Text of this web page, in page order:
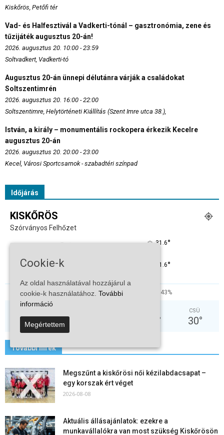
Kiskőrös, Petőfi tér
Vad- és Halfesztivál a Vadkerti-tónál – gasztronómia, zene és
tűzijáték augusztus 20-án!
2026. augusztus 20. 10:00 - 23:59
Soltvadkert, Vadkerti-tó
Augusztus 20-án ünnepi délutánra várják a családokat
Soltszentimrén
2026. augusztus 20. 16:00 - 22:00
Soltszentimre, Helytörténeti Kiállítás (Szent Imre utca 38.),
István, a király – monumentális rockopera érkezik Kecelre
augusztus 20-án
2026. augusztus 20. 20:00 - 23:00
Kecel, Városi Sportcsarnok - szabadtéri színpad
Időjárás
KISKŐRÖS
Szórványos Felhőzet
31.6°
31.6°
25% 4kmh 43%
31° 36 °
CSÜ
30°
További hírek
Megszűnt a kiskőrösi női kézilabdacsapat –
egy korszak ért véget
2026-08-08
Aktuális állásajánlatok: ezekre a
munkavállalókra van most szükség Kiskőrösön
Cookie-k
Az oldal használatával hozzájárul a
cookie-k használatához. További
információ
Megértettem